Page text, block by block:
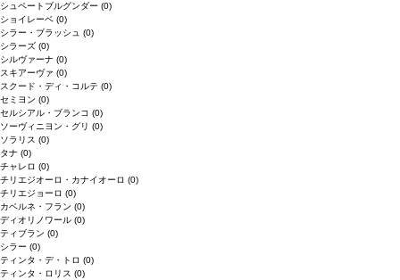
シュペートブルグンダー (0)
ショイレーベ (0)
シラー・ブラッシュ (0)
シラーズ (0)
シルヴァーナ (0)
スキアーヴァ (0)
スクード・ディ・コルテ (0)
セミヨン (0)
セルシアル・ブランコ (0)
ソーヴィニヨン・グリ (0)
ソラリス (0)
タナ (0)
チャレロ (0)
チリエジオーロ・カナイオーロ (0)
チリエジョーロ (0)
カベルネ・フラン (0)
ディオリノワール (0)
ティブラン (0)
シラー (0)
ティンタ・デ・トロ (0)
ティンタ・ロリス (0)